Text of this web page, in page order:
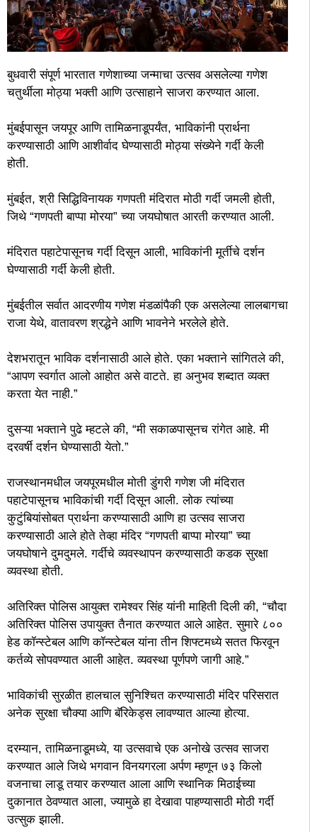
बुधवारी संपूर्ण भारतात गणेशाच्या जन्माचा उत्सव असलेल्या गणेश
चतुर्थीला मोठ्या भक्ती आणि उत्साहाने साजरा करण्यात आला.
मुंबईपासून जयपूर आणि तामिळनाडूपर्यंत, भाविकांनी प्रार्थना
करण्यासाठी आणि आशीर्वाद घेण्यासाठी मोठ्या संख्येने गर्दी केली
होती.
मुंबईत, श्री सिद्धिविनायक गणपती मंदिरात मोठी गर्दी जमली होती,
जिथे “गणपती बाप्पा मोरया” च्या जयघोषात आरती करण्यात आली.
मंदिरात पहाटेपासूनच गर्दी दिसून आली, भाविकांनी मूर्तीचे दर्शन
घेण्यासाठी गर्दी केली होती.
मुंबईतील सर्वात आदरणीय गणेश मंडळांपैकी एक असलेल्या लालबागचा
राजा येथे, वातावरण श्रद्धेने आणि भावनेने भरलेले होते.
देशभरातून भाविक दर्शनासाठी आले होते. एका भक्ताने सांगितले की,
“आपण स्वर्गात आलो आहोत असे वाटते. हा अनुभव शब्दात व्यक्त
करता येत नाही.”
दुसऱ्या भक्ताने पुढे म्हटले की, “मी सकाळपासूनच रांगेत आहे. मी
दरवर्षी दर्शन घेण्यासाठी येतो.”
राजस्थानमधील जयपूरमधील मोती डुंगरी गणेश जी मंदिरात
पहाटेपासूनच भाविकांची गर्दी दिसून आली. लोक त्यांच्या
कुटुंबियांसोबत प्रार्थना करण्यासाठी आणि हा उत्सव साजरा
करण्यासाठी आले होते तेव्हा मंदिर “गणपती बाप्पा मोरया” च्या
जयघोषाने दुमदुमले. गर्दीचे व्यवस्थापन करण्यासाठी कडक सुरक्षा
व्यवस्था होती.
अतिरिक्त पोलिस आयुक्त रामेश्वर सिंह यांनी माहिती दिली की, “चौदा
अतिरिक्त पोलिस उपायुक्त तैनात करण्यात आले आहेत. सुमारे ८००
हेड कॉन्स्टेबल आणि कॉन्स्टेबल यांना तीन शिफ्टमध्ये सतत फिरवून
कर्तव्ये सोपवण्यात आली आहेत. व्यवस्था पूर्णपणे जागी आहे.”
भाविकांची सुरळीत हालचाल सुनिश्चित करण्यासाठी मंदिर परिसरात
अनेक सुरक्षा चौक्या आणि बॅरिकेड्स लावण्यात आल्या होत्या.
दरम्यान, तामिळनाडूमध्ये, या उत्सवाचे एक अनोखे उत्सव साजरा
करण्यात आले जिथे भगवान विनयगरला अर्पण म्हणून ७३ किलो
वजनाचा लाडू तयार करण्यात आला आणि स्थानिक मिठाईच्या
दुकानात ठेवण्यात आला, ज्यामुळे हा देखावा पाहण्यासाठी मोठी गर्दी
उत्सुक झाली.